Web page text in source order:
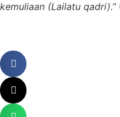
kemuliaan (Lailatu qadri).”